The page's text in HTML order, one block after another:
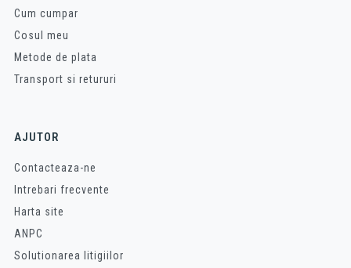
Cum cumpar
Cosul meu
Metode de plata
Transport si retururi
AJUTOR
Contacteaza-ne
Intrebari frecvente
Harta site
ANPC
Solutionarea litigiilor